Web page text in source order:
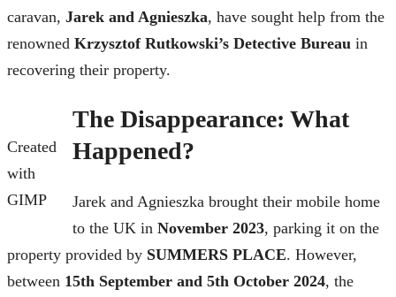
caravan, Jarek and Agnieszka, have sought help from the
renowned Krzysztof Rutkowski’s Detective Bureau in
recovering their property.
Created
with
GIMP
The Disappearance: What
Happened?
Jarek and Agnieszka brought their mobile home
to the UK in November 2023, parking it on the
property provided by SUMMERS PLACE. However,
between 15th September and 5th October 2024, the